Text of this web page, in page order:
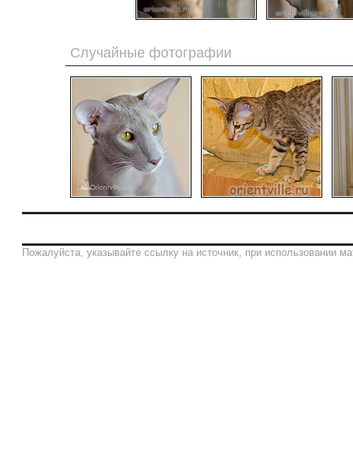
Случайные фотографии
Пожалуйста, указывайте ссылку на источник, при использовании